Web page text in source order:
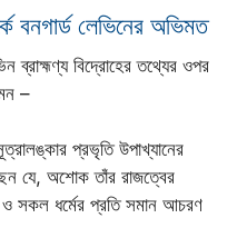
বনগার্ড লেভিনের অভিমত
ব্রাহ্মণ্য বিদ্রোহের তথ্যের ওপর
–
প্রভৃতি উপাখ্যানের
যে, অশোক তাঁর রাজত্বের
ও সকল ধর্মের প্রতি সমান আচরণ